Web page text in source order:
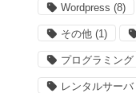
Wordpress (8)
その他 (1)
プログラミング
レンタルサーバ